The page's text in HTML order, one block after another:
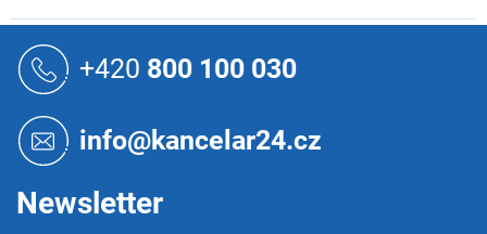
+420 800 100 030
info@kancelar24.cz
Newsletter